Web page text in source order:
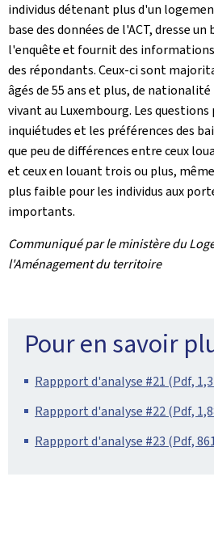
individus détenant plus d'un
base des données de l'ACT, dresse
l'enquête et fournit des
des répondants. Ceux-ci sont
âgés de 55 ans et plus, de
vivant au Luxembourg. Les
inquiétudes et les préférences des
que peu de différences entre ceux
et ceux en louant trois ou plus,
plus faible pour les individus aux
importants.
Communiqué par le ministère du
l'Aménagement du territoire
Pour en savoir
Rappport d'analyse #21 (Pdf,
Rappport d'analyse #22 (Pdf,
Rappport d'analyse #23 (Pdf,